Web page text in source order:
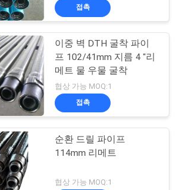
접촉
이중 벽 DTH 굴착 파이
프 102/41mm 지름 4 "리
메트 물 우물 굴착
협상 가능 MOQ:1
접촉
순환 드릴 파이프
114mm 리메트
협상 가능 MOQ:1